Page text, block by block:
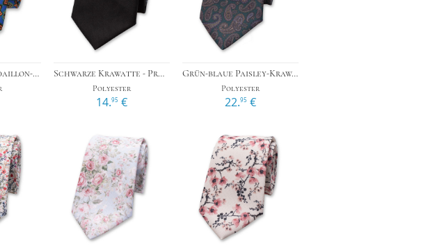
›
Kobaltblaue Medaillon-Krawatte
›
Schwarze Krawatte - Pro Line
Polyester
14.95 €
Grün-blaue Paisley-Krawatte
Polyester
22.95 €
› ›